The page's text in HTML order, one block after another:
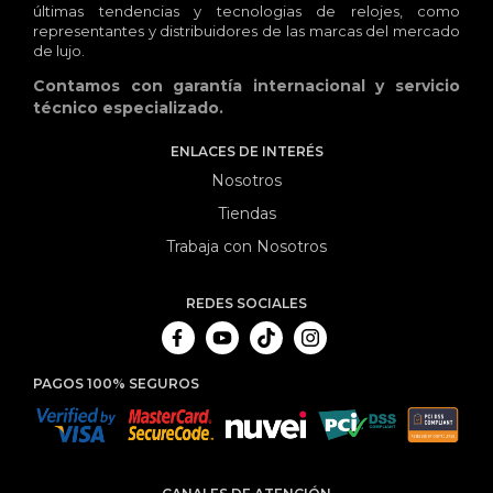
últimas tendencias y tecnologias de relojes, como
representantes y distribuidores de las marcas del mercado
de lujo.
Contamos con garantía internacional y servicio
técnico especializado.
ENLACES DE INTERÉS
Nosotros
Tiendas
Trabaja con Nosotros
REDES SOCIALES
PAGOS 100% SEGUROS